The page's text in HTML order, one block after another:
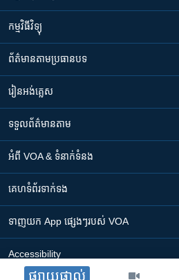
ផ្សាយផ្ទាល់
កម្មវិធី​វិទ្យុ
ព័ត៌មាន​តាមប្រធានបទ​
រៀន​​អង់គ្លេស
ទទួល​ព័ត៌មាន​តាម
អំពី​ VOA & ទំនាក់ទំនង
គេហទំព័រ​​ទាក់ទង
ទាញយក​ App ផ្សេងៗ​របស់​ VOA
Accessibility